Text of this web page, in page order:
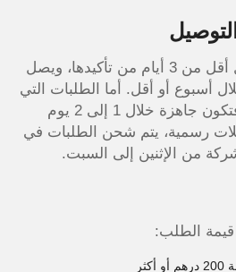
تتم معالجة الطلبات خلال أقل من 3 أيام من تأكيدها، ويصل
أسبوع أو أقل. أما الطلبات التي
يتم استلامها من المتجر فتكون جاهزة خلال 1 إلى 2 يوم
رسمية، يتم شحن الطلبات في
من الإثنين إلى السبت.
الطلب: